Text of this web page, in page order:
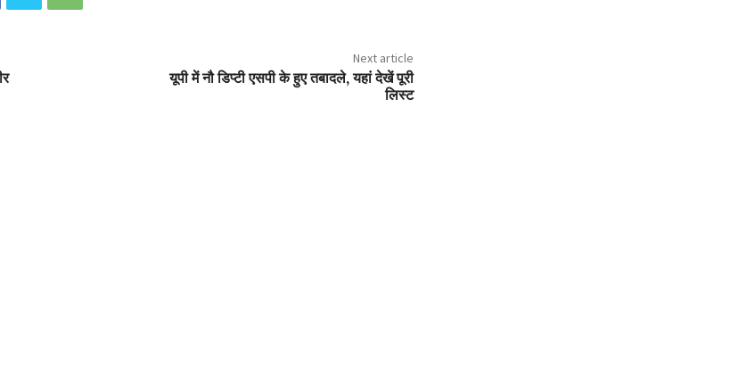
Next article
यूपी में नौ डिप्टी एसपी के हुए तबादले, यहां देखें पूरी
लिस्ट